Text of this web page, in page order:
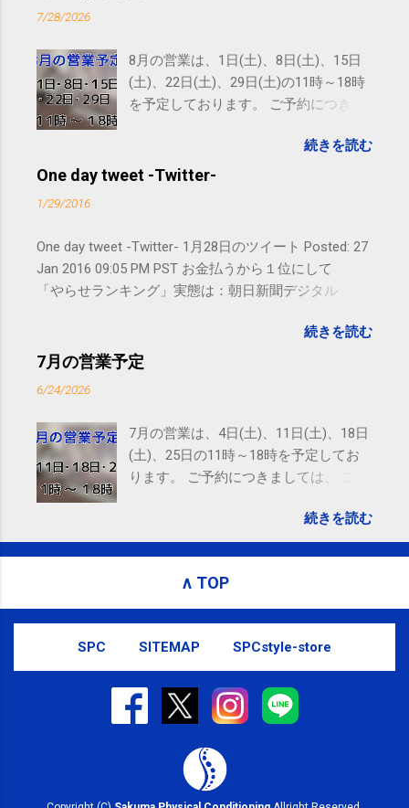
7/28/2026
8月の営業は、1日(土)、8日(土)、15日
(土)、22日(土)、29日(土)の11時～18時
を予定しております。 ご予約につきま
す。 電話に出られないことがあります
ので、ご予約、お問い合わせは
続きを読む
One day tweet -Twitter-
1/29/2016
One day tweet -Twitter- 1月28日のツイート Posted: 27
Jan 2016 09:05 PM PST お金払うから１位にして
「やらせランキング」実態は：朝日新聞デジタル
to email updates from サクマフィジカルコンディショ
ニング(@SPCstyle) - Twilog . To stop receiving these
powered by Google Google Inc., 1600 Amphitheatre
Parkway, Mountain View, CA 94043, United States
続きを読む
7月の営業予定
6/24/2026
7月の営業は、4日(土)、11日(土)、18日
(土)、25日の11時～18時を予定してお
ります。 ご予約につきましては、 こち
れないことがありますので、ご予約、
お問い合わせはSMS（ショートメッセ
続きを読む
∧ TOP
SPC SITEMAP SPCstyle-store